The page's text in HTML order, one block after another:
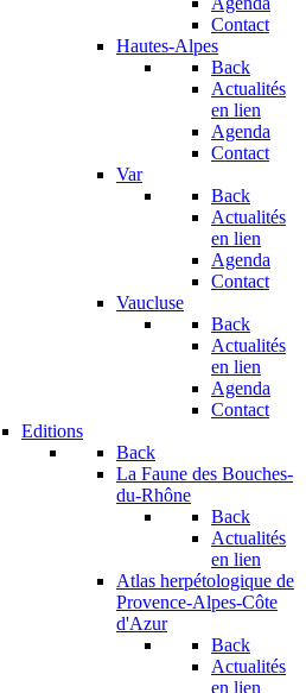
Contact
Hautes-Alpes
Back
Actualités
en lien
Agenda
Contact
Var
Back
Actualités
en lien
Agenda
Contact
Vaucluse
Back
Actualités
en lien
Agenda
Contact
Editions
Back
La Faune des Bouches-
du-Rhône
Back
Actualités
en lien
Atlas herpétologique de
Provence-Alpes-Côte
d'Azur
Back
Actualités
en lien